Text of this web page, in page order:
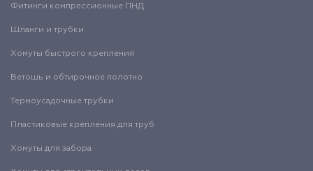
Фитинги компрессионные ПНД
Шланги и трубки
Хомуты быстрого крепления
Ветошь и обтирочное полотно
Термоусадочные трубки
Пластиковые крепления для труб
Хомуты для забора